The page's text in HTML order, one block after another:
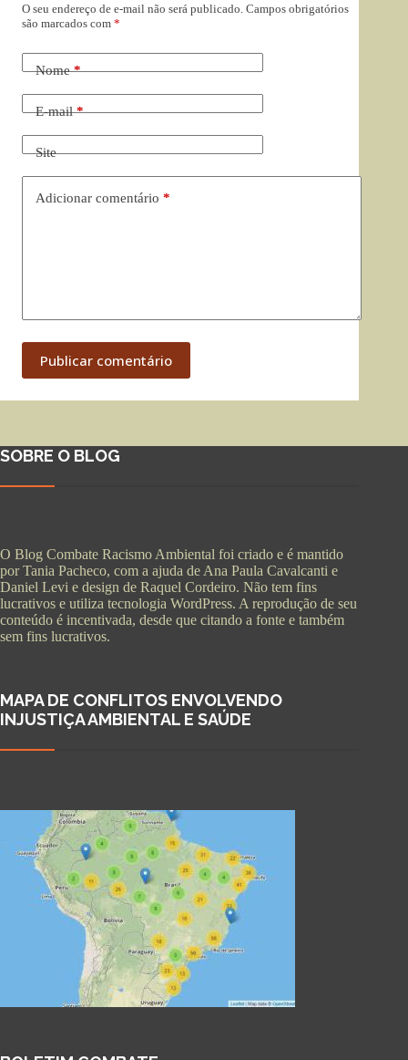
O seu endereço de e-mail não será publicado. Campos obrigatórios
são marcados com *
Nome*
E-mail*
Site
Adicionar comentário *
Publicar comentário
SOBRE O BLOG
O Blog Combate Racismo Ambiental foi criado e é mantido
por Tania Pacheco, com a ajuda de Ana Paula Cavalcanti e
Daniel Levi e design de Raquel Cordeiro. Não tem fins
lucrativos e utiliza tecnologia WordPress. A reprodução de seu
conteúdo é incentivada, desde que citando a fonte e também
sem fins lucrativos.
MAPA DE CONFLITOS ENVOLVENDO
INJUSTIÇA AMBIENTAL E SAÚDE